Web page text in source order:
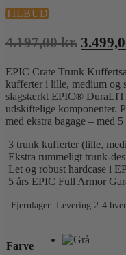
TILBUD
4.197,00kr. Den
pris
var:
EPIC Crate Trunk
kufferter i lille, medium og
slagstærkt EPIC®
udskiftelige komponenter.
med ekstra bagage – med 5
3 trunk kufferter (lille,
Ekstra rummeligt trunk-
Let og robust hardcase
5 års EPIC Full Armor
Fjernlager: Levering 2-4
Farve